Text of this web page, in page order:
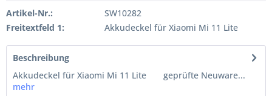
Artikel-Nr.:
SW10282
Freitextfeld 1:
Akkudeckel für Xiaomi Mi 11 Lite
Beschreibung
Akkudeckel für Xiaomi Mi 11 Lite geprüfte Neuware...
mehr